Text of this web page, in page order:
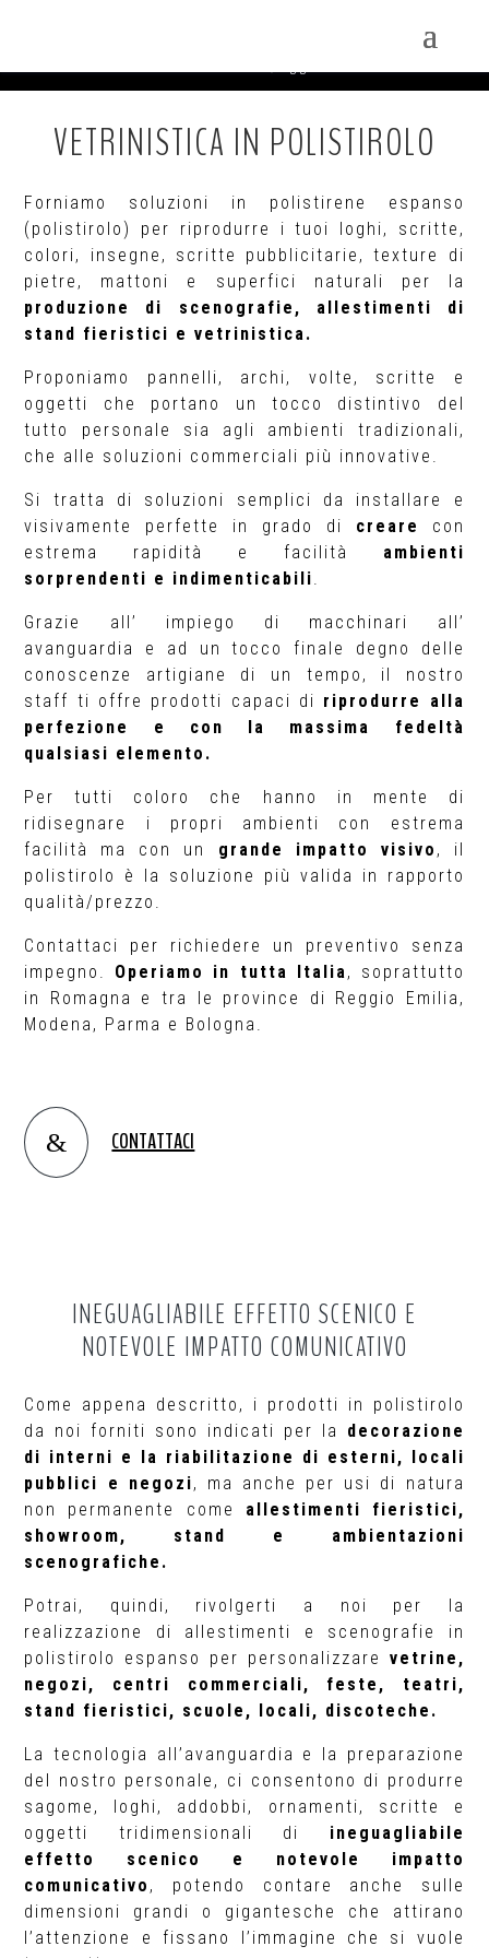
VETRINISTICA IN POLISTIROLO
Forniamo soluzioni in polistirene espanso
(polistirolo) per riprodurre i tuoi loghi, scritte,
colori, insegne, scritte pubblicitarie, texture di
pietre, mattoni e superfici naturali per la
produzione di scenografie, allestimenti di
stand fieristici e vetrinistica.
Proponiamo pannelli, archi, volte, scritte e
oggetti che portano un tocco distintivo del
tutto personale sia agli ambienti tradizionali,
che alle soluzioni commerciali più innovative.
Si tratta di soluzioni semplici da installare e
visivamente perfette in grado di creare
con
estrema rapidità e facilità ambienti
sorprendenti e indimenticabili.
Grazie all’ impiego di macchinari all’
avanguardia e ad un tocco finale degno delle
conoscenze artigiane di un tempo, il nostro
staff ti offre prodotti capaci di riprodurre alla
perfezione e con la massima fedeltà
qualsiasi elemento.
Per tutti coloro che hanno in mente di
ridisegnare i propri ambienti con estrema
facilità ma con un
grande impatto visivo , il
polistirolo è la soluzione più valida in rapporto
qualità/prezzo.
Contattaci per richiedere un preventivo senza
impegno. Operiamo in tutta Italia, soprattutto
in Romagna e tra le province di Reggio Emilia,
Modena, Parma e Bologna.
& CONTATTACI
INEGUAGLIABILE EFFETTO SCENICO E
NOTEVOLE IMPATTO COMUNICATIVO
Come appena descritto, i prodotti in polistirolo
da noi forniti sono indicati per la decorazione
di interni e la riabilitazione di esterni, locali
pubblici e negozi, ma anche per usi di natura
non permanente come allestimenti fieristici,
showroom, stand e ambientazioni
scenografiche.
Potrai, quindi, rivolgerti a noi per la
realizzazione di allestimenti e scenografie in
polistirolo espanso per personalizzare vetrine,
negozi, centri commerciali, feste, teatri,
stand fieristici, scuole, locali, discoteche.
La tecnologia all’avanguardia e la preparazione
del nostro personale, ci consentono di produrre
sagome, loghi, addobbi, ornamenti, scritte e
oggetti tridimensionali di ineguagliabile
effetto scenico e notevole impatto
comunicativo , potendo contare anche sulle
dimensioni grandi o gigantesche che attirano
l’attenzione e fissano l’immagine che si vuole